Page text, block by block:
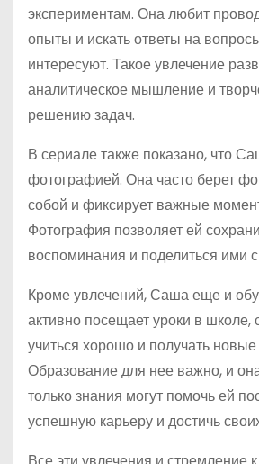
экспериментам. Она любит
опыты и искать ответы на
интересуют. Такое увлечение
аналитическое мышление и
решению задач.
В сериале также показано, что
фотографией. Она часто берет
собой и фиксирует важные
Фотография позволяет ей
воспоминания и поделиться ими
Кроме увлечений, Саша еще и
активно посещает уроки в школе,
учиться хорошо и получать новые
Образование для нее важно, и
только знания могут помочь ей
успешную карьеру и достичь